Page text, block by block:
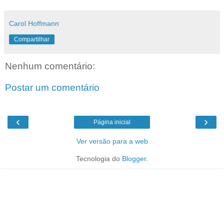
Carol Hoffmann
Compartilhar
Nenhum comentário:
Postar um comentário
‹ ›
Página inicial
Ver versão para a web
Tecnologia do Blogger.